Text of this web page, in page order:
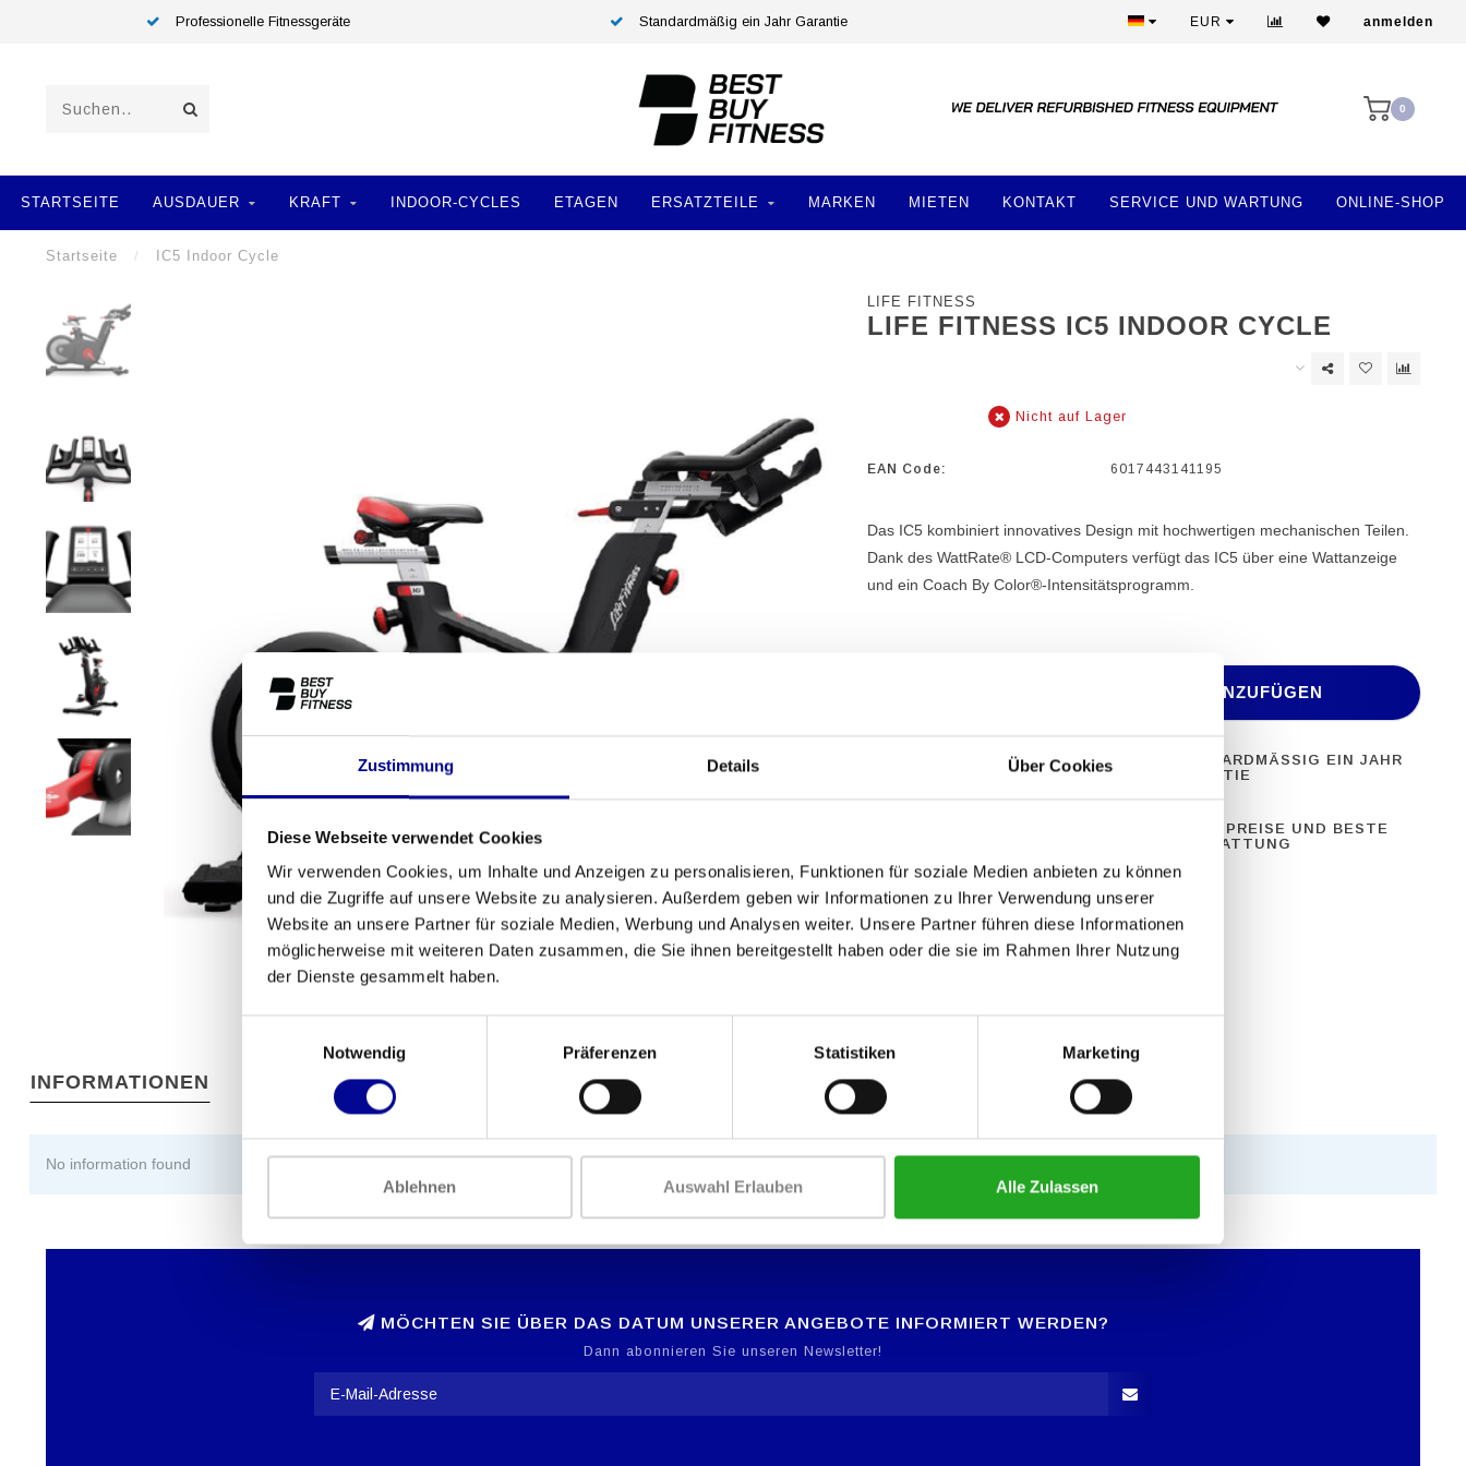
Zustimmung Details Über Cookies
Diese Webseite verwendet Cookies
Wir verwenden Cookies, um Inhalte und Anzeigen zu personalisieren, Funktionen für soziale Medien anbieten zu können
und die Zugriffe auf unsere Website zu analysieren. Außerdem geben wir Informationen zu Ihrer Verwendung unserer
Website an unsere Partner für soziale Medien, Werbung und Analysen weiter. Unsere Partner führen diese Informationen
möglicherweise mit weiteren Daten zusammen, die Sie ihnen bereitgestellt haben oder die sie im Rahmen Ihrer Nutzung
der Dienste gesammelt haben.
Notwendig
Präferenzen Statistiken Marketing
Ablehnen Auswahl Erlauben Alle Zulassen
Professionelle Fitnessgeräte Standardmäßig ein Jahr Garantie Mehr als 28 Jahre Erfahrung
EUR anmelden
0
STARTSEITE AUSDAUER KRAFT INDOOR-CYCLES ETAGEN ERSATZTEILE MARKEN MIETEN KONTAKT SERVICE UND WARTUNG ONLINE-SHOP
Startseite / IC5 Indoor Cycle
LIFE FITNESS
LIFE FITNESS IC5 INDOOR CYCLE
Nicht auf Lager
EAN Code: 6017443141195
Das IC5 kombiniert innovatives Design mit hochwertigen mechanischen Teilen.
Dank des WattRate® LCD-Computers verfügt das IC5 über eine Wattanzeige
und ein Coach By Color®-Intensitätsprogramm.
ZUM ANGEBOT HINZUFÜGEN
PROFESSIONELLE
FITNESSGERÄTE
STANDARDMÄSSIG EIN JAHR G
ARANTIE
BESTE PREISE UND BESTE
AUSSTATTUNG
INFORMATIONEN
No information found
MÖCHTEN SIE ÜBER DAS DATUM UNSERER ANGEBOTE INFORMIERT WERDEN?
Dann abonnieren Sie unseren Newsletter!